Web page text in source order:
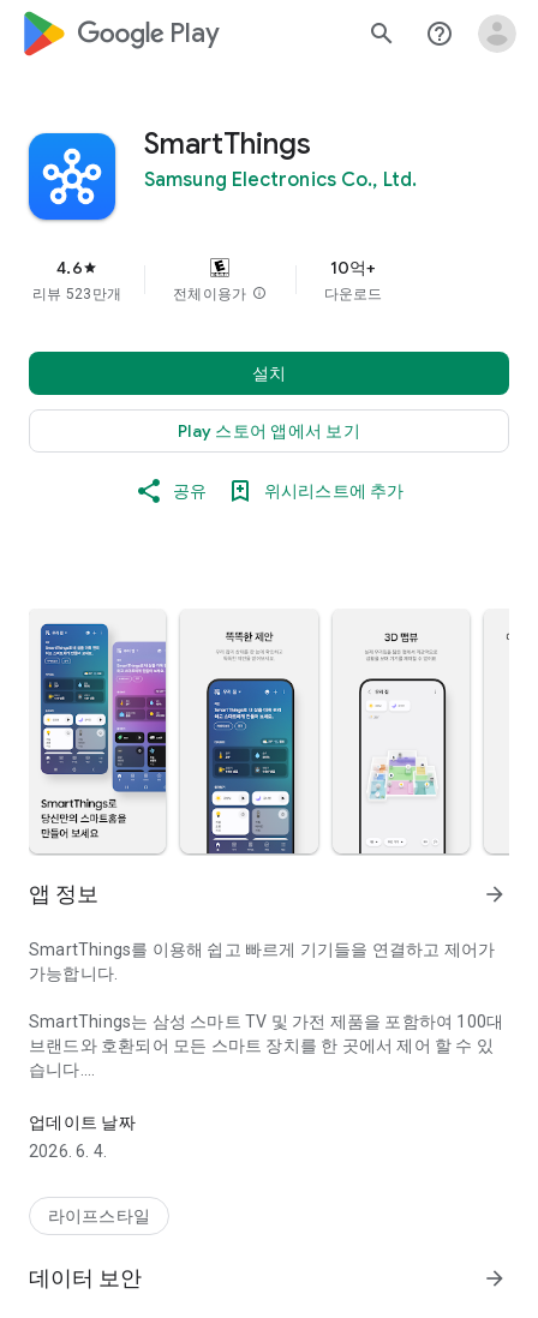
google_logo Play search help_outline
SmartThings
Samsung Electronics Co., Ltd.
4.6star
리뷰 523만개 전체이용가 info
10억+
다운로드
설치
Play 스토어 앱에서 보기
공유 위시리스트에 추가
앱 정보 arrow_forward
SmartThings를 이용해 쉽고 빠르게 기기들을 연결하고 제어가
가능합니다.
SmartThings는 삼성 스마트 TV 및 가전 제품을 포함하여 100대
브랜드와 호환되어 모든 스마트 장치를 한 곳에서 제어 할 수 있
습니다.
제어 할 수 있습니다. 어디에 있든 상관없이 삼성 가전, TV, Ring,
Nest, Philips Hue 같은 다양한 기기를 확인하고 제어할 수 있습니
기기를 제어 할 수 있습니다.
- 어디에서든 당신의 집 상태를 확인하고 제어할 수 있습니다.
업데이트 날짜
2026. 6. 4.
라이프스타일
데이터 보안 arrow_forward